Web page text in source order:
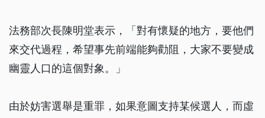
法務部次長陳明堂表示，「對有懷疑的地方，要他們
來交代過程，希望事先前端能夠勸阻，大家不要變成
幽靈人口的這個對象。」
由於妨害選舉是重罪，如果意圖支持某候選人，而虛